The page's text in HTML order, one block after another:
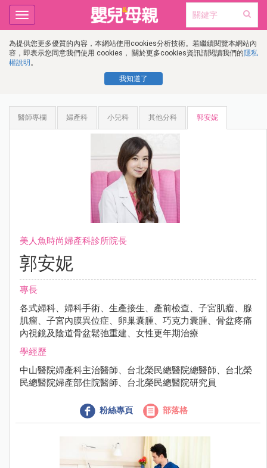
為提供您更多優質的內容，本網站使用cookies分析技術。若繼續閱覽本網站內
容，即表示您同意我們使用 cookies， 關於更多cookies資訊請閱讀我們的隱私
權說明 。
我知道了
Toggle
navigation
醫師專欄 婦產科 小兒科 其他分科 郭安妮
美人魚時尚婦產科診所院長
郭安妮
專長
各式婦科、婦科手術、生產接生、產前檢查、子宮肌瘤、腺
肌瘤、子宮內膜異位症、卵巢囊腫、巧克力囊腫、骨盆疼痛
內視鏡及陰道骨盆鬆弛重建、女性更年期治療
學經歷
中山醫院婦產科主治醫師、台北榮民總醫院總醫師、台北榮
民總醫院婦產部住院醫師、台北榮民總醫院研究員
粉絲專頁 部落格